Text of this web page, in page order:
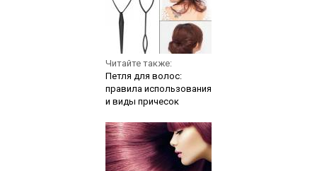
Читайте также:
Петля для волос:
правила использования
и виды причесок